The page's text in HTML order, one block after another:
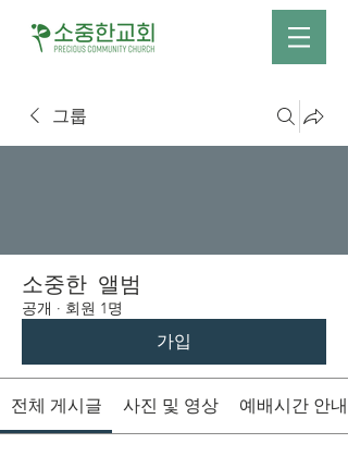
그룹
소중한 앨범
공개 · 회원 1명
가입
전체 게시글 사진 및 영상 예배시간 안내